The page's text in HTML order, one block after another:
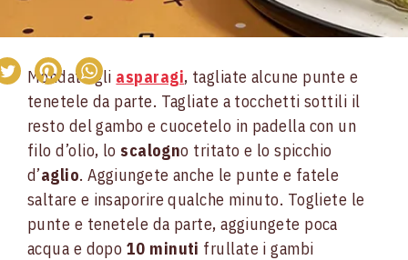
Mondate gli asparagi, tagliate alcune punte e
tenetele da parte. Tagliate a tocchetti sottili il
resto del gambo e cuocetelo in padella con un
filo d’olio, lo scalogno tritato e lo spicchio
d’aglio. Aggiungete anche le punte e fatele
saltare e insaporire qualche minuto. Togliete le
punte e tenetele da parte, aggiungete poca
acqua e dopo 10 minuti frullate i gambi